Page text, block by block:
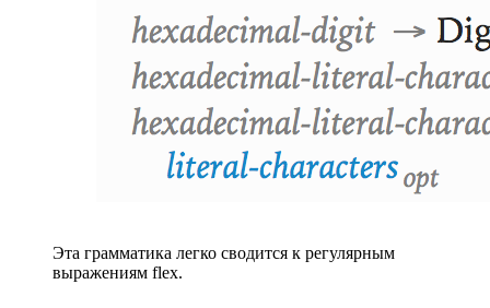
Эта грамматика легко сводится к регулярным
выражениям flex.